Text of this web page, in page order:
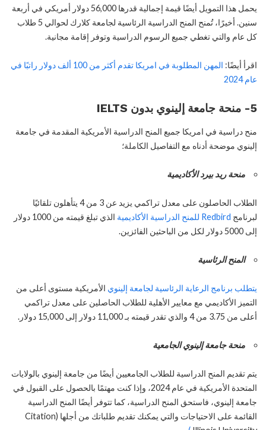
يحمل هذا التمويل أيضًا قيمة إجمالية قدرها 56,000 دولار أمريكي في أربعة
سنين. أخيرًا، تُمنح المنح الدراسية الرئاسية لجامعة كلارك لحوالي 5 طلاب
كل عام والتي تغطي جميع الرسوم الدراسية وتوفر إقامة مجانية.
اقرأ أيضًا:
المهن المطلوبة في امريكا تقدم أكثر من 100 ألف دولار راتبًا في
عام 2024
5- منحة جامعة إلينوي بدون IELTS
منح دراسية في امريكا جميع المنح الدراسية الأمريكية المقدمة في جامعة
إلينوي موضحة أدناه مع التفاصيل الكاملة؛
منحة ريد بيرد الأكاديمية
الطلاب الحاصلون على معدل تراكمي يزيد عن 3 من 4 يتأهلون تلقائيًا
لبرنامج Redbird للمنح الدراسية الأكاديمية
الذي تبلغ قيمته من 1000 دولار
إلى 5000 دولار لكل من الباحثين الفائزين.
المنح الرئاسية
يتطلب برنامج الرعاية الرئاسية لجامعة إلينوي الأمريكية مستوى أعلى من
التميز الأكاديمي مع معايير الأهلية للطلاب الحاصلين على معدل تراكمي
أعلى من 3.75 من 4 والذي تقدر قيمته بـ 11,000 دولار إلى 15,000 دولار.
منحة جامعة إلينوي الجامعية
يتم تقديم المنح الدراسية للطلاب الجامعيين أيضًا من جامعة إلينوي بالولايات
المتحدة الأمريكية في عام 2024، وإذا كنت مهتمًا بالحصول على القبول في
جامعة إلينوي، فاستحق المنح الدراسية، كما تتوفر أيضًا المنح الدراسية
القائمة على الاحتياجات والتي يمكنك تقديم طلباتك من أجلها (Citation